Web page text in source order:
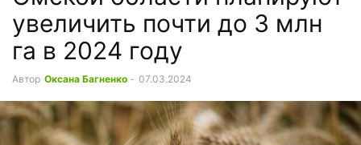
увеличить почти до 3 млн
га в 2024 году
Автор Оксана Багненко - 07.03.2024